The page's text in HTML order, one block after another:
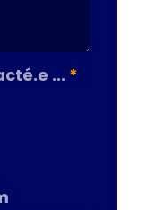
... *